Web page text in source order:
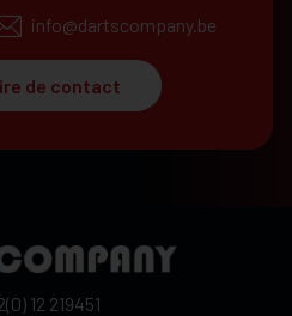
info@dartscompany.be
de contact
12 219451